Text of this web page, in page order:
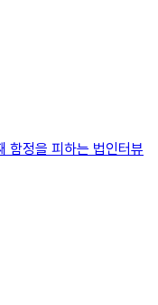
함정을 피하는 법인터뷰